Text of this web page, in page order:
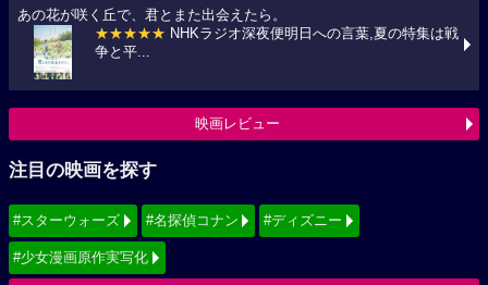
あの花が咲く丘で、君とまた出会えたら。
★★★★★ NHKラジオ深夜便明日への言葉,夏の特集は戦
争と平...
映画レビュー
注目の映画を探す
#スターウォーズ #名探偵コナン #ディズニー
#少女漫画原作実写化